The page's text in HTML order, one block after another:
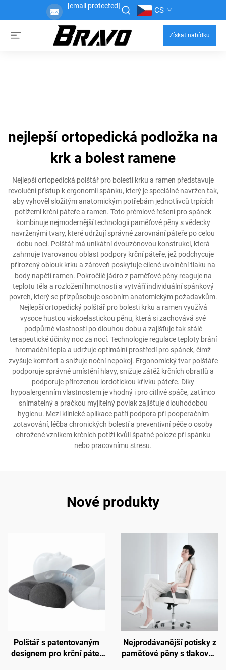
[email protected] CS
Získat nabídku
nejlepší ortopedická podložka na
krk a bolest ramene
Nejlepší ortopedická polštář pro bolesti krku a ramen představuje
revoluční přístup k ergonomii spánku, který je speciálně navržen tak,
aby vyhověl složitým anatomickým potřebám jednotlivců trpících
potížemi krční páteře a ramen. Toto prémiové řešení pro spánek
kombinuje nejmodernější technologii paměťové pěny s vědecky
navrženými tvary, které udržují správné zarovnání páteře po celou
dobu noci. Polštář má unikátní dvouzónovou konstrukci, která
zahrnuje tvarovanou oblast podpory krční páteře, jež podchycuje
přirozený oblouk krku a zároveň poskytuje cílené uvolnění tlaku na
body napětí ramen. Pokročilé jádro z paměťové pěny reaguje na
teplotu těla a rozložení hmotnosti a vytváří individuální spánkový
povrch, který se přizpůsobuje osobním anatomickým požadavkům.
Nejlepší ortopedický polštář pro bolesti krku a ramen využívá
vysoce hustou viskoelastickou pěnu, která si zachovává své
podpůrné vlastnosti po dlouhou dobu a zajišťuje tak stálé
terapeutické účinky noc za nocí. Technologie regulace teploty brání
hromadění tepla a udržuje optimální prostředí pro spánek, čímž
zvyšuje komfort a snižuje noční nepokoj. Ergonomický tvar polštáře
podporuje správné umístění hlavy, snižuje zátěž krčních obratlů a
podporuje přirozenou lordotickou křivku páteře. Díky
hypoalergenním vlastnostem je vhodný i pro citlivé spáče, zatímco
snímatelný a pračkou myjitelný povlak zajišťuje dlouhodobou
hygienu. Mezi klinické aplikace patří podpora při pooperačním
zotavování, léčba chronických bolestí a preventivní péče o osoby
ohrožené vznikem krčních potíží kvůli špatné poloze při spánku
nebo pracovnímu stresu.
Nové produkty
Polštář s patentovaným
designem pro krční páteř
Nejprodávanější potisky z
paměťové pěny s tlakovou